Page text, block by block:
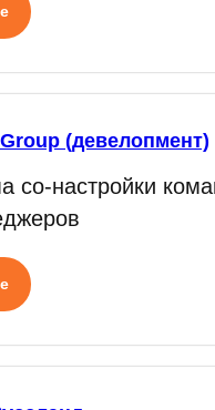
(девелопмент)
со-настройки